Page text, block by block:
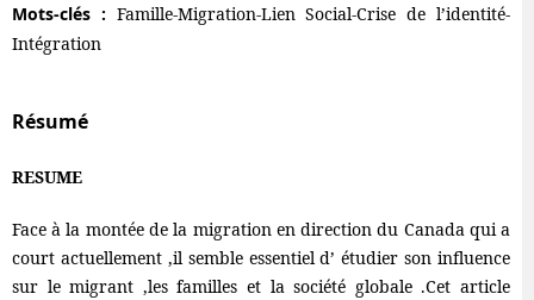
Mots-clés : Famille-Migration-Lien Social-Crise de l’identité-
Intégration
Résumé
RESUME
Face à la montée de la migration en direction du Canada qui a
court actuellement ,il semble essentiel d’ étudier son influence
sur le migrant ,les familles et la société globale .Cet article